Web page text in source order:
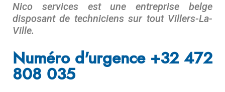
Nico services est une entreprise belge
disposant de techniciens sur tout Villers-La-
Ville.
Numéro d'urgence +32 472
808 035